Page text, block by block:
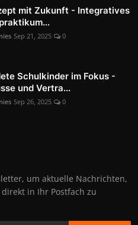
mit Zukunft - Integratives
Sep 21, 2025 0
Schulkinder im Fokus -
und Vertra...
Sep 26, 2025 0
um aktuelle Nachrichten,
in Ihr Postfach zu